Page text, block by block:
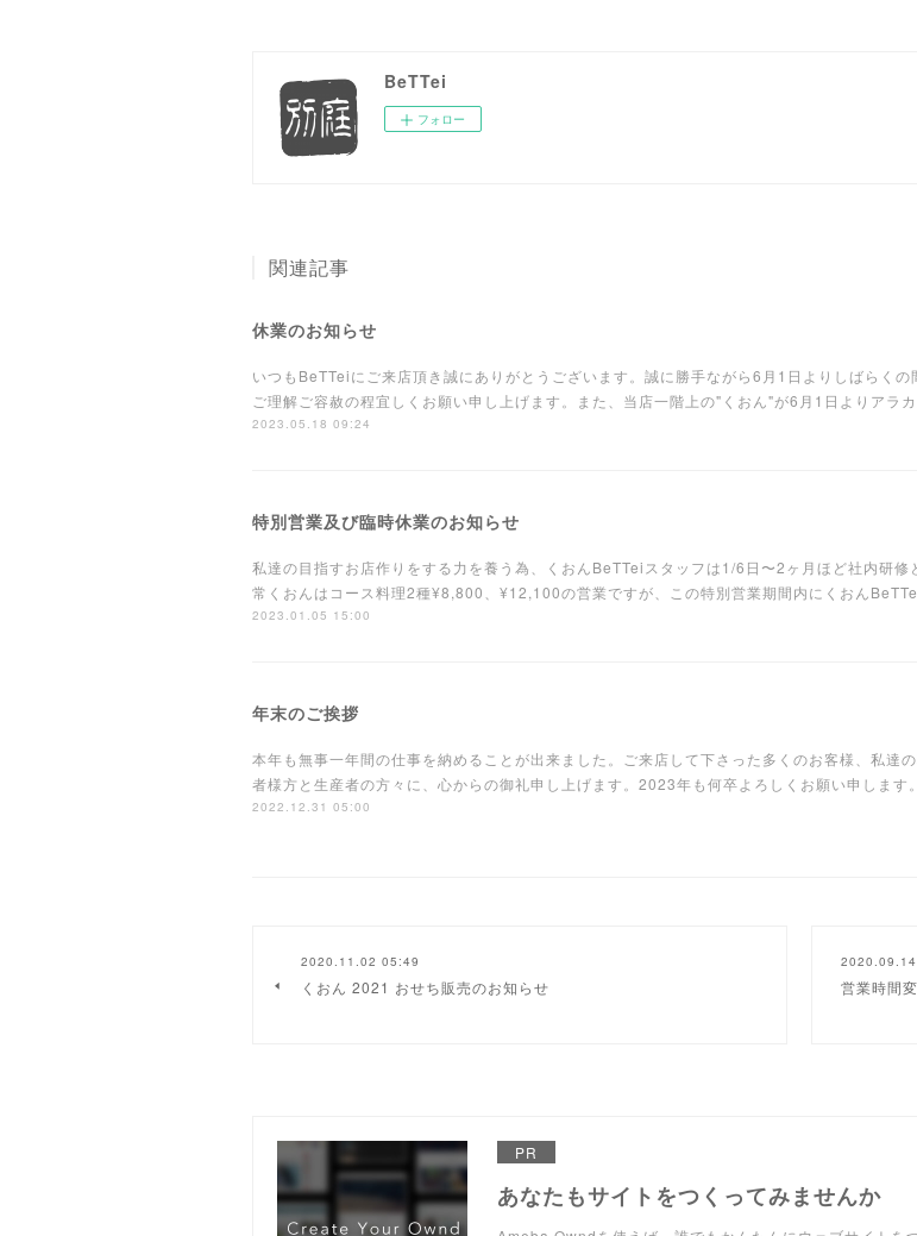
BeTTei
フォロー
関連記事
休業のお知らせ
いつもBeTTeiにご来店頂き誠にありがとうございます。誠に勝手ながら6月1日よりしばらく
ご理解ご容赦の程宜しくお願い申し上げます。また、当店一階上の"くおん"が6月1日よりアラ
2023.05.18 09:24
特別営業及び臨時休業のお知らせ
私達の目指すお店作りをする力を養う為、くおんBeTTeiスタッフは1/6日〜2ヶ月ほど社内研
常くおんはコース料理2種¥8,800、¥12,100の営業ですが、この特別営業期間内にくおん
2023.01.05 15:00
年末のご挨拶
本年も無事一年間の仕事を納めることが出来ました。ご来店して下さった多くのお客様、私達
者様方と生産者の方々に、心からの御礼申し上げます。2023年も何卒よろしくお願い申します
2022.12.31 05:00
2020.11.02 05:49
くおん 2021 おせち販売のお知らせ 営業時間
PR
あなたもサイトをつくってみませんか